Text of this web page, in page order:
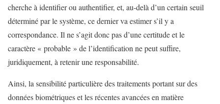
cherche à identifier ou authentifier, et, au-delà d’un certain seuil
déterminé par le système, ce dernier va estimer s’il y a
correspondance. Il ne s’agit donc pas d’une certitude et le
caractère « probable » de l’identification ne peut suffire,
juridiquement, à retenir une responsabilité.
Ainsi, la sensibilité particulière des traitements portant sur des
données biométriques et les récentes avancées en matière